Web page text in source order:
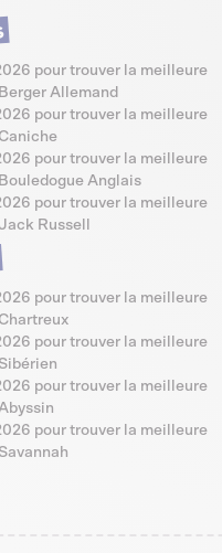
pour trouver la meilleure
Allemand
pour trouver la meilleure
pour trouver la meilleure
Anglais
pour trouver la meilleure
Russell
pour trouver la meilleure
pour trouver la meilleure
pour trouver la meilleure
pour trouver la meilleure